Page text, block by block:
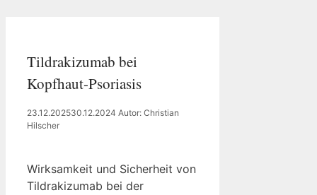
Tildrakizumab bei
Kopfhaut-Psoriasis
23.12.202530.12.2024 Autor: Christian
Hilscher
Wirksamkeit und Sicherheit von
Tildrakizumab bei der